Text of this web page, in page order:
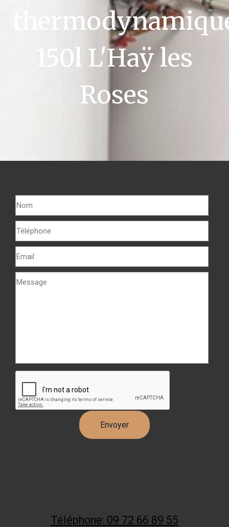
150l L'Haÿ les
Roses
Téléphone: 09 72 66 89 55